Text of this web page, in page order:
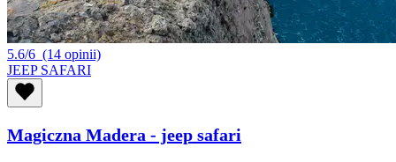
5.6/6 (14 opinii)
JEEP SAFARI
Magiczna Madera - jeep safari